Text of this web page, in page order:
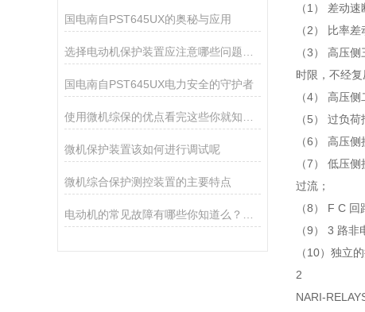
国电南自PST645UX的奥秘与应用
国电南自PST645UX电力安全的守护者
微机保护装置该如何进行调试呢
微机综合保护测控装置的主要特点
（1） 差动速
（2） 比率
（3） 高压
时限，不经复
（4） 高压
（5） 过负荷
（6） 高压
（7） 低压
过流；
（8） F C
（9） 3 路
（10）独立
2
NARI-